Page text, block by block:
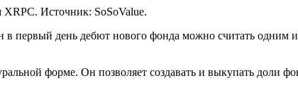
Источник: SoSoValue.
первый день дебют нового фонда можно считать одним
форме. Он позволяет создавать и выкупать доли